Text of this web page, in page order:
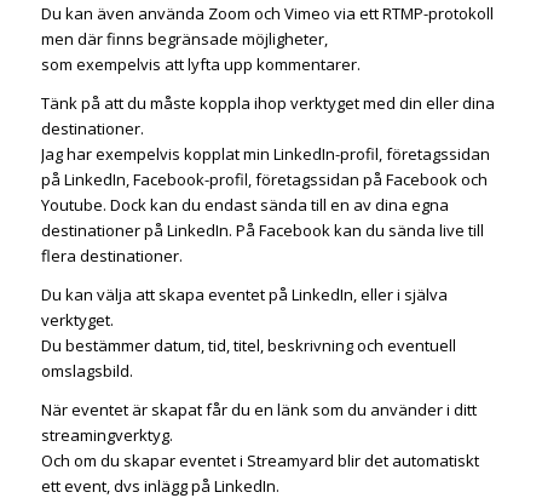
Du kan även använda Zoom och Vimeo via ett RTMP-protokoll
men där finns begränsade möjligheter,
som exempelvis att lyfta upp kommentarer.
Tänk på att du måste koppla ihop verktyget med din eller dina
destinationer.
Jag har exempelvis kopplat min LinkedIn-profil, företagssidan
på LinkedIn, Facebook-profil, företagssidan på Facebook och
Youtube. Dock kan du endast sända till en av dina egna
destinationer på LinkedIn. På Facebook kan du sända live till
flera destinationer.
Du kan välja att skapa eventet på LinkedIn, eller i själva
verktyget.
Du bestämmer datum, tid, titel, beskrivning och eventuell
omslagsbild.
När eventet är skapat får du en länk som du använder i ditt
streamingverktyg.
Och om du skapar eventet i Streamyard blir det automatiskt
ett event, dvs inlägg på LinkedIn.